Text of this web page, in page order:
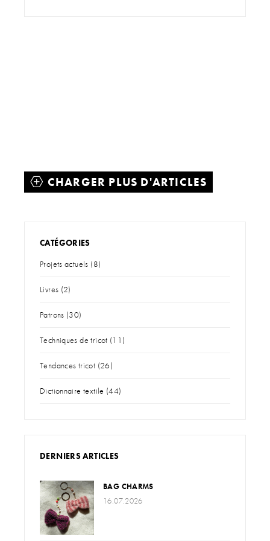
CHARGER PLUS D'ARTICLES
CATÉGORIES
Projets actuels (8)
Livres (2)
Patrons (30)
Techniques de tricot (11)
Tendances tricot (26)
Dictionnaire textile (44)
DERNIERS ARTICLES
BAG CHARMS
16.07.2026